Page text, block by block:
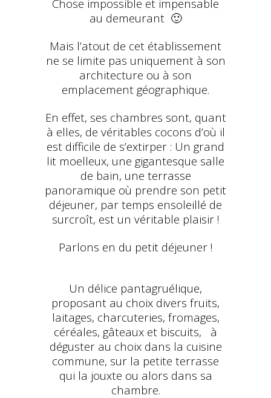
Chose impossible et impensable
au demeurant 🙂
Mais l’atout de cet établissement
ne se limite pas uniquement à son
architecture ou à son
emplacement géographique.
En effet, ses chambres sont, quant
à elles, de véritables cocons d’où il
est difficile de s’extirper : Un grand
lit moelleux, une gigantesque salle
de bain, une terrasse
panoramique où prendre son petit
déjeuner, par temps ensoleillé de
surcroît, est un véritable plaisir !
Parlons en du petit déjeuner !
Un délice pantagruélique,
proposant au choix divers fruits,
laitages, charcuteries, fromages,
céréales, gâteaux et biscuits, à
déguster au choix dans la cuisine
commune, sur la petite terrasse
qui la jouxte ou alors dans sa
chambre.